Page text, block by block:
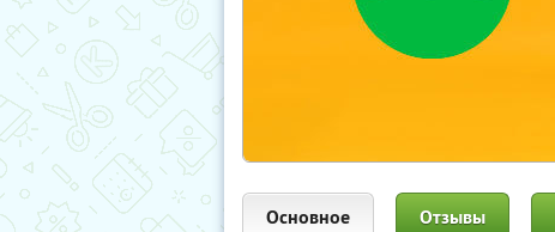
Основное Отзывы